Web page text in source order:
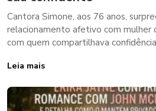
Cantora Simone, aos 76 anos,
relacionamento afetivo com mulher
com quem compartilhava
Leia mais